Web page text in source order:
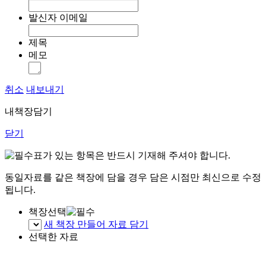
발신자 이메일
제목
메모
취소 내보내기
내책장담기
닫기
표가 있는 항목은 반드시 기재해 주셔야 합니다.
동일자료를 같은 책장에 담을 경우 담은 시점만 최신으로 수정
됩니다.
책장선택
새 책장 만들어 자료 담기
선택한 자료